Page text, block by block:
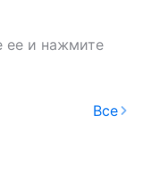
ее и нажмите
Все